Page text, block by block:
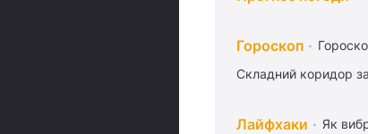
Гороскоп
Складний коридор
Лайфхаки Як